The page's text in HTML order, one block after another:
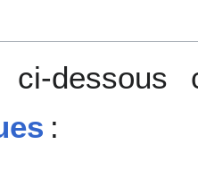
ci-dessous
: